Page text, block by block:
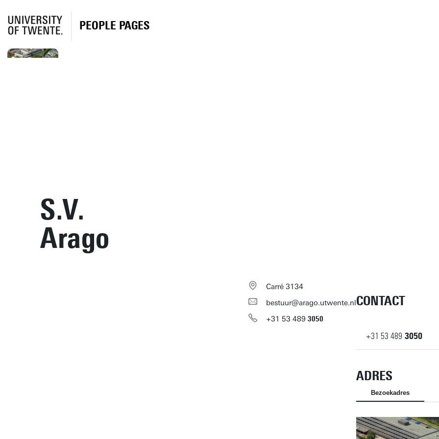
PEOPLE PAGES
S.V.
Arago
Carré 3134
bestuur@arago.utwente.nl
+31 53 489 3050
CONTACT
+31 53 489 3050
ADRES
Bezoekadres